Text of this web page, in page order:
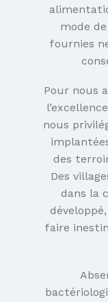
mode
fournies
Pour nous
nous
des
Des
dans la
faire